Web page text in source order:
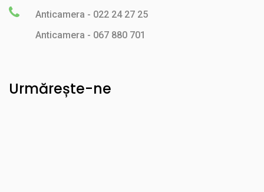
Anticamera - 022 24 27 25
Anticamera - 067 880 701
Urmărește-ne